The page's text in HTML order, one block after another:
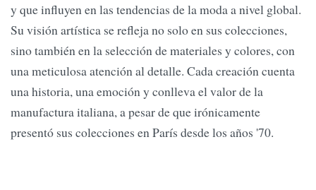
y que influyen en las tendencias de la moda a nivel global.
Su visión artística se refleja no solo en sus colecciones,
sino también en la selección de materiales y colores, con
una meticulosa atención al detalle. Cada creación cuenta
una historia, una emoción y conlleva el valor de la
manufactura italiana, a pesar de que irónicamente
presentó sus colecciones en París desde los años '70.